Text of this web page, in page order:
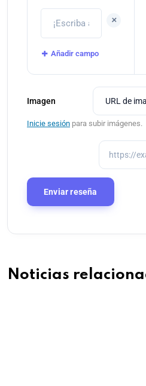
+
Añadir campo
Imagen
Inicie sesión para subir imágenes.
Noticias